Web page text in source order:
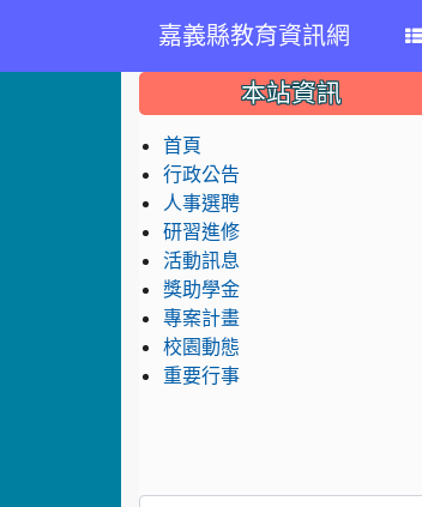
嘉義縣教育資訊網
::: 本站資訊
首頁
行政公告
人事選聘
研習進修
活動訊息
獎助學金
專案計畫
校園動態
重要行事